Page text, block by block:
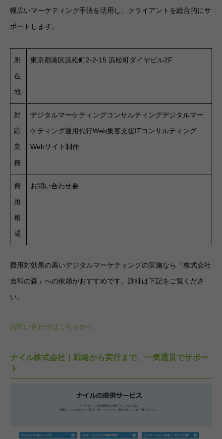
幅広いマーケティング手法を活用し、クライアントを総合的にサ
ポートします。
所
在
地
東京都港区浜松町2-2-15 浜松町ダイヤビル2F
対
応
業
務
デジタルマーケティングコンサルティングデジタルマー
ケティング運用代行Web集客支援ITコンサルティング
Webサイト制作
費
用
相
場
お問い合わせ要
費用対効果の高いデジタルマーケティングの実施なら「株式会社
吉和の森」への依頼がおすすめです。詳細は下記をご覧くださ
い。
お問い合わせはこちらから
ナイル株式会社｜戦略から実行まで、一気通貫でサポー
ト